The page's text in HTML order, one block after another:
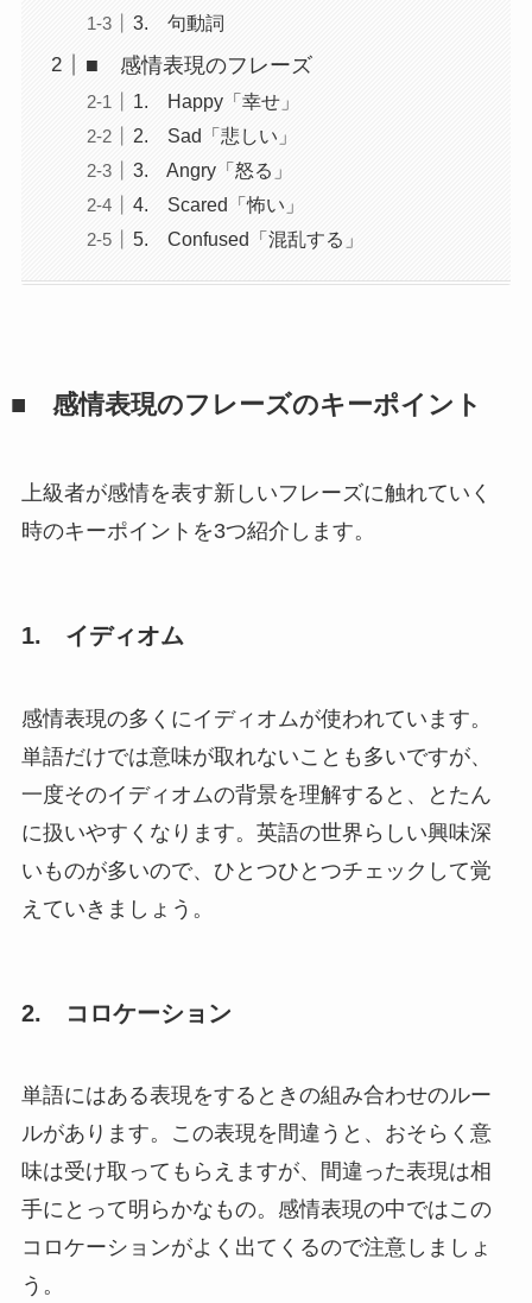
3. 句動詞
■ 感情表現のフレーズ
1. Happy「幸せ」
2. Sad「悲しい」
3. Angry「怒る」
4. Scared「怖い」
5. Confused「混乱する」
■ 感情表現のフレーズのキーポイント
上級者が感情を表す新しいフレーズに触れていく
時のキーポイントを3つ紹介します。
1. イディオム
感情表現の多くにイディオムが使われています。
単語だけでは意味が取れないことも多いですが、
一度そのイディオムの背景を理解すると、とたん
に扱いやすくなります。英語の世界らしい興味深
いものが多いので、ひとつひとつチェックして覚
えていきましょう。
2. コロケーション
単語にはある表現をするときの組み合わせのルー
ルがあります。この表現を間違うと、おそらく意
味は受け取ってもらえますが、間違った表現は相
手にとって明らかなもの。感情表現の中ではこの
コロケーションがよく出てくるので注意しましょ
う。